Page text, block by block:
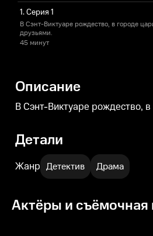
1. Серия 1
В Сэнт-Виктуаре рождество, в городе
друзьями.
45 минут
Описание
В Сэнт-Виктуаре рождество,
Детали
Жанр Детектив Драма
Актёры и съёмочная